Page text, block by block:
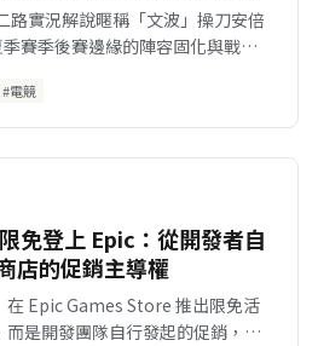
路實況解說暱稱「文波」操刀安倍
賽季後賽邊緣的陣容固化與戰術
#電競
免登上 Epic：從開發者自
店的促銷主導權
Epic Games Store 推出限免活
是開發團隊自行發起的促銷，藉